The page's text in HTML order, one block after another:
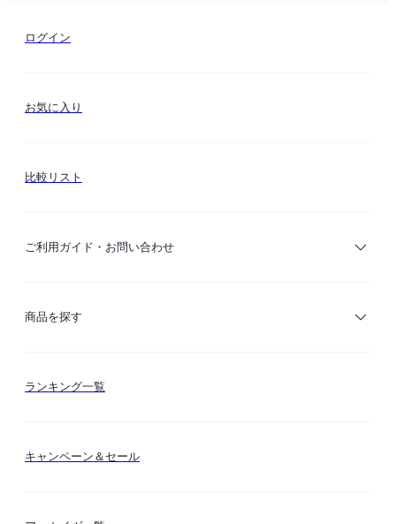
ログイン
お気に入り
比較リスト
ご利用ガイド・お問い合わせ
ご利用ガイド
商品を探す
カテゴリー検索
ランキング一覧
キャンペーン＆セール